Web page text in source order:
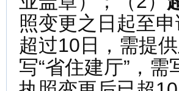
照变更之日起至
超过10日，需提
写“省住建厅”，